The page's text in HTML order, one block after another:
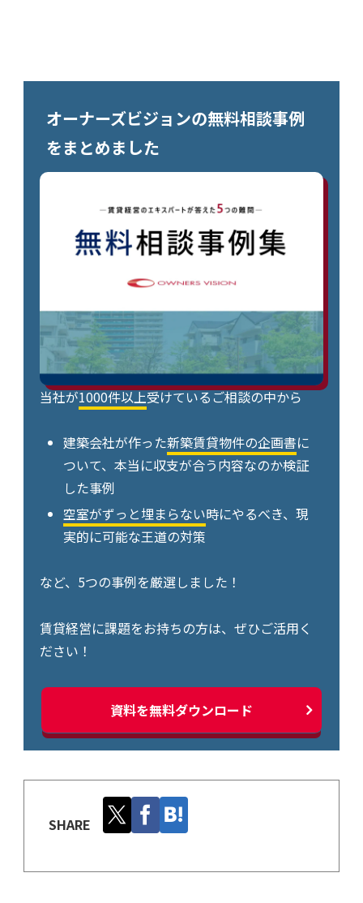
オーナーズビジョンの無料相談事例
をまとめました
当社が1000件以上受けているご相談の中から
建築会社が作った新築賃貸物件の企画書に
ついて、本当に収支が合う内容なのか検証
した事例
空室がずっと埋まらない時にやるべき、現
実的に可能な王道の対策
など、5つの事例を厳選しました！
賃貸経営に課題をお持ちの方は、ぜひご活用く
ださい！
資料を無料ダウンロード
SHARE